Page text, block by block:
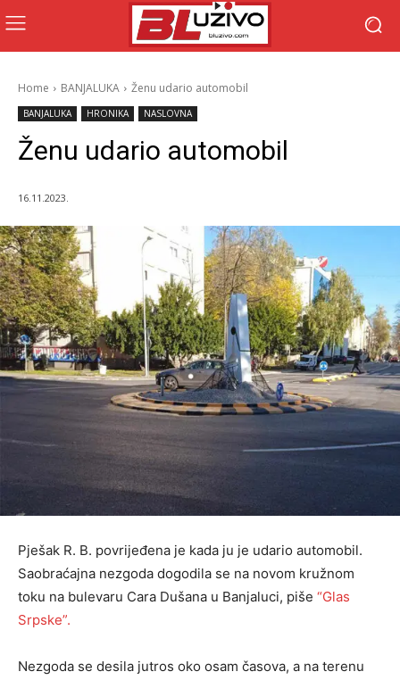
Home BANJALUKA Ženu udario automobil
BANJALUKA HRONIKA NASLOVNA
Ženu udario automobil
16.11.2023.
Pješak R. B. povrijeđena je kada ju je udario automobil.
Saobraćajna nezgoda dogodila se na novom kružnom
toku na bulevaru Cara Dušana u Banjaluci, piše “Glas
Srpske”.
Nezgoda se desila jutros oko osam časova, a na terenu